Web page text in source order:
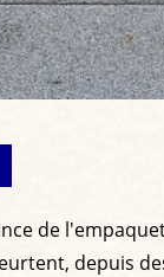
de
depuis